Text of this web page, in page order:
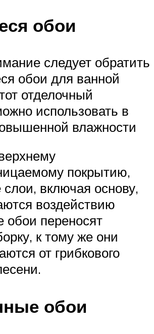
обои
следует обратить
обои для ванной
отделочный
использовать в
влажности
покрытию,
включая основу,
воздействию
обои переносят
к тому же они
от грибкового
обои